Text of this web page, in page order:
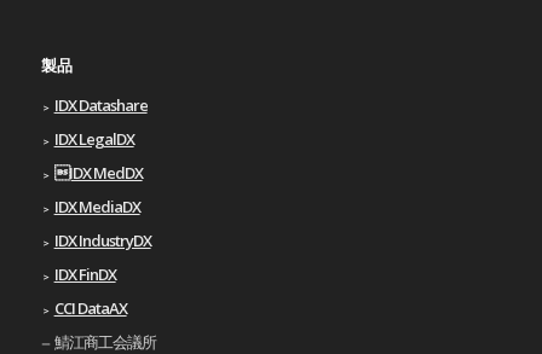
製品
IDX Datashare
IDX LegalDX
IDX MedDX
IDX MediaDX
IDX IndustryDX
IDX FinDX
CCI DataAX
鯖江商工会議所